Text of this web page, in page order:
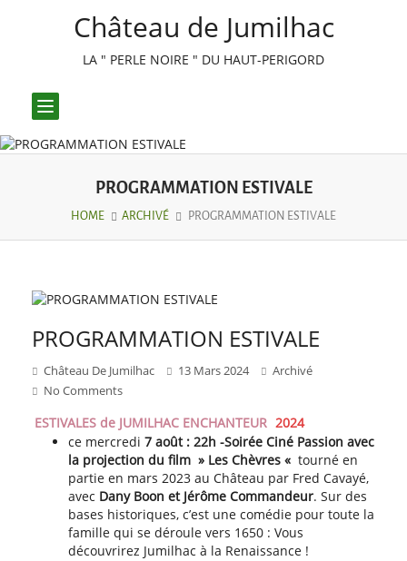
Château de Jumilhac
LA " PERLE NOIRE " DU HAUT-PERIGORD
Toggle
navigation
PROGRAMMATION ESTIVALE
HOME ARCHIVÉ PROGRAMMATION ESTIVALE
PROGRAMMATION ESTIVALE
Château De Jumilhac 13 Mars 2024
Archivé
No Comments
ESTIVALES de JUMILHAC ENCHANTEUR 2024
ce mercredi 7 août : 22h -Soirée Ciné Passion avec
la projection du film » Les Chèvres « tourné en
partie en mars 2023 au Château par Fred Cavayé,
avec Dany Boon et Jérôme Commandeur. Sur des
bases historiques, c’est une comédie pour toute la
famille qui se déroule vers 1650 : Vous
découvrirez Jumilhac à la Renaissance !